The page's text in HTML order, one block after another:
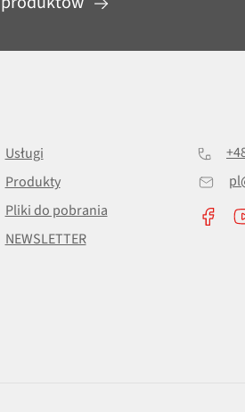
Usługi
Produkty
Pliki do pobrania
NEWSLETTER